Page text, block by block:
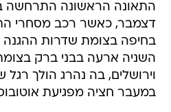
התאונה הראשונה התרחשה
דצמבר, כאשר רכב מסחרי
בחיפה בצומת שדרות ההגנה
השניה ארעה בבני ברק
וירושלים, בה נהרג הולך
במעבר חציה מפגיעת